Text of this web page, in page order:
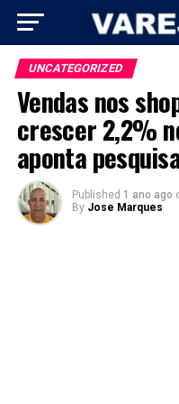
UNCATEGORIZED
Vendas nos
crescer 2,2%
aponta
Published 1 ano ago
By Jose Marques